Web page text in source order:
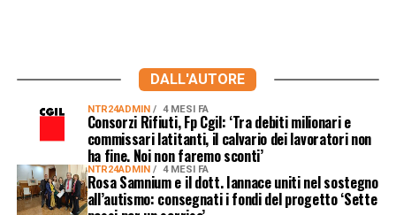
DALL'AUTORE
NTR24ADMIN 4 MESI FA
Consorzi Rifiuti, Fp Cgil: ‘Tra debiti milionari e
commissari latitanti, il calvario dei lavoratori non
ha fine. Noi non faremo sconti’
NTR24ADMIN 4 MESI FA
Rosa Samnium e il dott. Iannace uniti nel sostegno
all’autismo: consegnati i fondi del progetto ‘Sette